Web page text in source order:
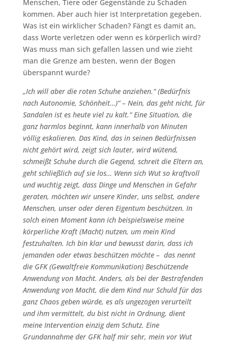
Menschen, Tiere oder Gegenstände zu Schaden
kommen. Aber auch hier ist Interpretation gegeben.
Was ist ein wirklicher Schaden? Fängt es damit an,
dass Worte verletzen oder wenn es körperlich wird?
Was muss man sich gefallen lassen und wie zieht
man die Grenze am besten, wenn der Bogen
überspannt wurde?
„Ich will aber die roten Schuhe anziehen.“ (Bedürfnis
nach Autonomie, Schönheit…)“ – Nein, das geht nicht, für
Sandalen ist es heute viel zu kalt.“ Eine Situation, die
ganz harmlos beginnt, kann innerhalb von Minuten
völlig eskalieren. Das Kind, das in seinen Bedürfnissen
nicht gehört wird, zeigt sich lauter, wird wütend,
schmeißt Schuhe durch die Gegend, schreit die Eltern an,
geht schließlich auf sie los… Wenn sich Wut so kraftvoll
und wuchtig zeigt, dass Dinge und Menschen in Gefahr
geraten, möchten wir unsere Kinder, uns selbst, andere
Menschen, unser oder deren Eigentum beschützen. In
solch einen Moment kann ich beispielsweise meine
körperliche Kraft (Macht) nutzen, um mein Kind
festzuhalten. Ich bin klar und bewusst darin, dass ich
jemanden oder etwas beschützen möchte – das nennt
die GFK (Gewaltfreie Kommunikation) Beschützende
Anwendung von Macht. Anders, als bei der Bestrafenden
Anwendung von Macht, die dem Kind nur Schuld für das
ganz Chaos geben würde, es als ungezogen verurteilt
und ihm vermittelt, du bist nicht in Ordnung, dient
meine Intervention einzig dem Schutz. Eine
Grundannahme der GFK half mir sehr, mein vor Wut